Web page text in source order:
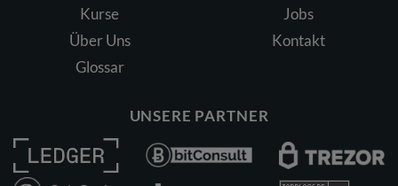
Kurse
Über Uns
Glossar
Jobs
Kontakt
UNSERE PARTNER